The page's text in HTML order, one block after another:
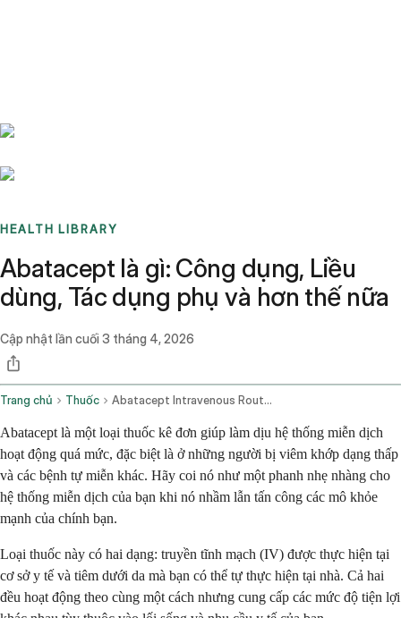
HEALTH LIBRARY
Abatacept là gì: Công dụng, Liều
dùng, Tác dụng phụ và hơn thế nữa
Cập nhật lần cuối 3 tháng 4, 2026
Trang chủ Thuốc Abatacept Intravenous Route Subcutaneous Route
Abatacept là một loại thuốc kê đơn giúp làm dịu hệ thống miễn dịch
hoạt động quá mức, đặc biệt là ở những người bị viêm khớp dạng thấp
và các bệnh tự miễn khác. Hãy coi nó như một phanh nhẹ nhàng cho
hệ thống miễn dịch của bạn khi nó nhầm lẫn tấn công các mô khỏe
mạnh của chính bạn.
Loại thuốc này có hai dạng: truyền tĩnh mạch (IV) được thực hiện tại
cơ sở y tế và tiêm dưới da mà bạn có thể tự thực hiện tại nhà. Cả hai
đều hoạt động theo cùng một cách nhưng cung cấp các mức độ tiện lợi